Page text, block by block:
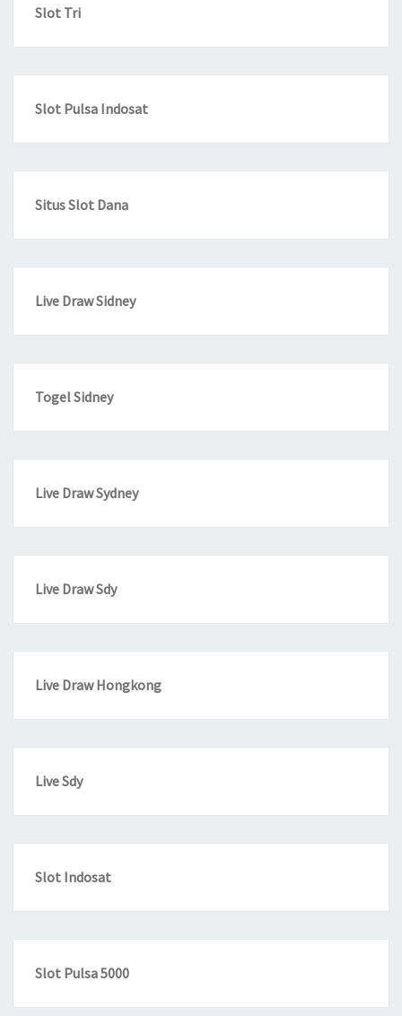
Slot Tri
Slot Pulsa Indosat
Situs Slot Dana
Live Draw Sidney
Togel Sidney
Live Draw Sydney
Live Draw Sdy
Live Draw Hongkong
Live Sdy
Slot Indosat
Slot Pulsa 5000